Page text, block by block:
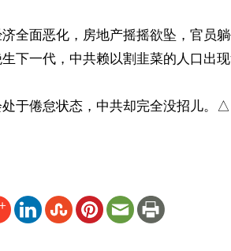
全面恶化，房地产摇摇欲坠，官员
下一代，中共赖以割韭菜的人口出现
于倦怠状态，中共却完全没招儿。△